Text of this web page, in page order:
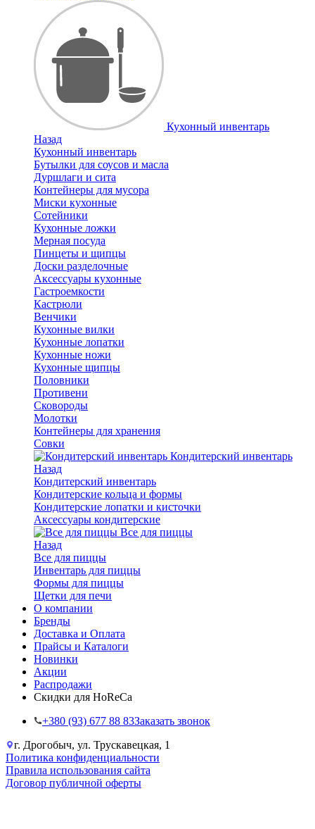
Кухонный инвентарь
Назад
Кухонный инвентарь
Бутылки для соусов и масла
Дуршлаги и сита
Контейнеры для мусора
Миски кухонные
Сотейники
Кухонные ложки
Мерная посуда
Пинцеты и щипцы
Доски разделочные
Аксессуары кухонные
Гастроемкости
Кастрюли
Венчики
Кухонные вилки
Кухонные лопатки
Кухонные ножи
Кухонные щипцы
Половники
Противени
Сковороды
Молотки
Контейнеры для хранения
Совки
Кондитерский инвентарь
Назад
Кондитерский инвентарь
Кондитерские кольца и формы
Кондитерские лопатки и кисточки
Аксессуары кондитерские
Все для пиццы
Назад
Все для пиццы
Инвентарь для пиццы
Формы для пиццы
Щетки для печи
О компании
Бренды
Доставка и Оплата
Прайсы и Каталоги
Новинки
Акции
Распродажи
Скидки для HoReCa
+38‎0 (93) 677 88 83Заказать звонок
г. Дрогобыч, ул. Трускавецкая, 1
Политика конфиденциальности
Правила использования сайта
Договор публичной оферты